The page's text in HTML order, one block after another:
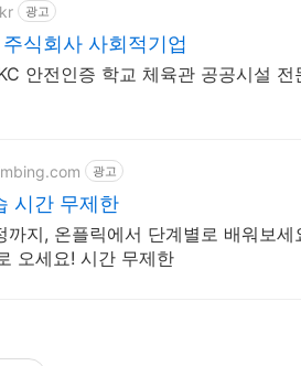
광고
식회사 사회적기업
안전인증 학교 체육관 공공시설 전
광고
시간 무제한
까지, 온플릭에서 단계별로 배워보세
오세요! 시간 무제한